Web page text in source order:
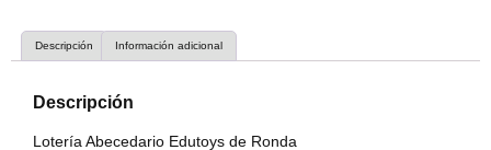
Descripción Información adicional
Descripción
Lotería Abecedario Edutoys de Ronda